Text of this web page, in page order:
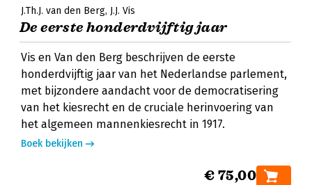
J.Th.J. van den Berg J.J. Vis
De eerste honderdvijftig jaar
Vis en Van den Berg beschrijven de eerste
honderdvijftig jaar van het Nederlandse parlement,
met bijzondere aandacht voor de democratisering
van het kiesrecht en de cruciale herinvoering van
het algemeen mannenkiesrecht in 1917.
Boek bekijken
€ 75,00